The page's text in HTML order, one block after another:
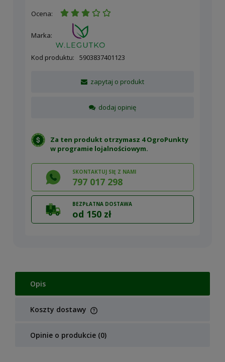
Ocena:
Marka:
Kod produktu: 5903837401123
zapytaj o produkt
dodaj opinię
Za ten produkt otrzymasz 4 OgroPunkty
w programie lojalnościowym.
SKONTAKTUJ SIĘ Z NAMI
797 017 298
BEZPŁATNA DOSTAWA
od 150 zł
Opis
Koszty dostawy
Cena nie zawiera ewentualnych kosztów płatności
Opinie o produkcie (0)